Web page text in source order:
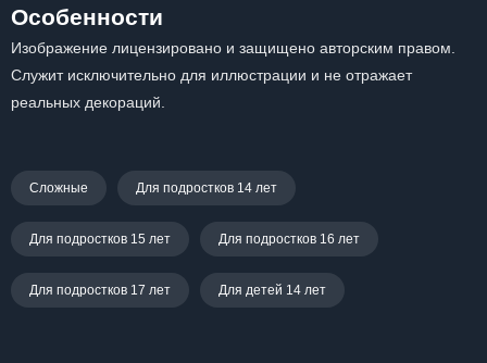
Особенности
Изображение лицензировано и защищено авторским правом.
Служит исключительно для иллюстрации и не отражает
реальных декораций.
Сложные Для подростков 14 лет
Для подростков 15 лет Для подростков 16 лет
Для подростков 17 лет Для детей 14 лет